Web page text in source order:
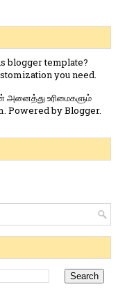
blogger template?
you need.
அனைத்து உரிமைகளும்
Powered byBlogger.